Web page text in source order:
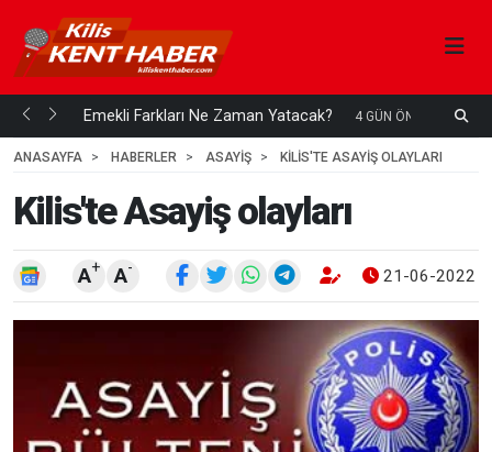
mi... Emekli Farkları Ne Zaman Yatacak? 4 GÜN ÖNCE
ANASAYFA
HABERLER ASAYİŞ KILIS'TE ASAYIŞ OLAYLARI
Kilis'te Asayiş olayları
A+ A- 21-06-2022